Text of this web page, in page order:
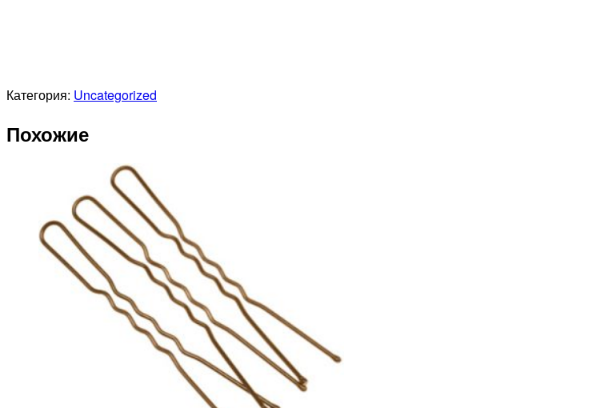
Категория: Uncategorized
Похожие